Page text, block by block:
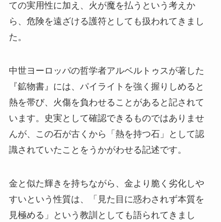
ての実用性に加え、火が魔を払うという考えか
ら、危険を遠ざける護符としても扱われてきまし
た。
中世ヨーロッパの哲学者アルベルトゥスが著した
『鉱物書』には、パイライトを強く握りしめると
熱を帯び、火傷を負わせることがあると記されて
います。史実として確認できるものではありませ
んが、この石が古くから「熱を持つ石」として認
識されていたことをうかがわせる記述です。
金と似た輝きを持ちながら、金より脆く劣化しや
すいという性質は、「見た目に惑わされず本質を
見極める」という教訓としても語られてきまし